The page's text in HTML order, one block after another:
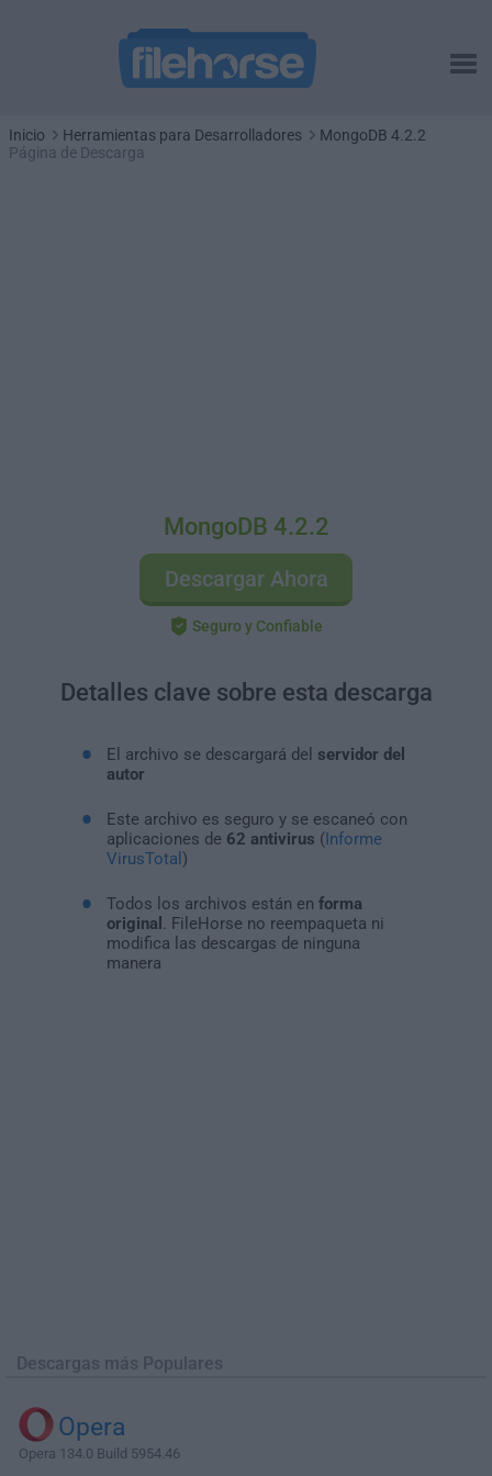
Inicio Herramientas para Desarrolladores
MongoDB 4.2.2
Página de Descarga
MongoDB 4.2.2
Descargar Ahora
Seguro y Confiable
Detalles clave sobre esta descarga
El archivo se descargará del servidor del
autor
Este archivo es seguro y se escaneó con
aplicaciones de 62 antivirus (Informe
VirusTotal )
Todos los archivos están en forma
original
. FileHorse no reempaqueta ni
modifica las descargas de ninguna
manera
Descargas más Populares
Opera
Opera 134.0 Build 5954.46